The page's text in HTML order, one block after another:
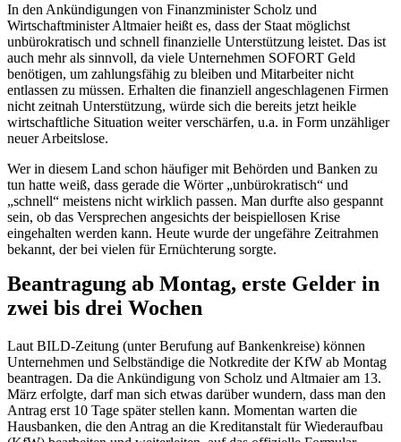
In den Ankündigungen von Finanzminister Scholz und
Wirtschaftminister Altmaier heißt es, dass der Staat möglichst
unbürokratisch und schnell finanzielle Unterstützung leistet. Das ist
auch mehr als sinnvoll, da viele Unternehmen SOFORT Geld
benötigen, um zahlungsfähig zu bleiben und Mitarbeiter nicht
entlassen zu müssen. Erhalten die finanziell angeschlagenen Firmen
nicht zeitnah Unterstützung, würde sich die bereits jetzt heikle
wirtschaftliche Situation weiter verschärfen, u.a. in Form unzähliger
neuer Arbeitslose.
Wer in diesem Land schon häufiger mit Behörden und Banken zu
tun hatte weiß, dass gerade die Wörter „unbürokratisch“ und
„schnell“ meistens nicht wirklich passen. Man durfte also gespannt
sein, ob das Versprechen angesichts der beispiellosen Krise
eingehalten werden kann. Heute wurde der ungefähre Zeitrahmen
bekannt, der bei vielen für Ernüchterung sorgte.
Beantragung ab Montag, erste Gelder in
zwei bis drei Wochen
Laut BILD-Zeitung (unter Berufung auf Bankenkreise) können
Unternehmen und Selbständige die Notkredite der KfW ab Montag
beantragen. Da die Ankündigung von Scholz und Altmaier am 13.
März erfolgte, darf man sich etwas darüber wundern, dass man den
Antrag erst 10 Tage später stellen kann. Momentan warten die
Hausbanken, die den Antrag an die Kreditanstalt für Wiederaufbau